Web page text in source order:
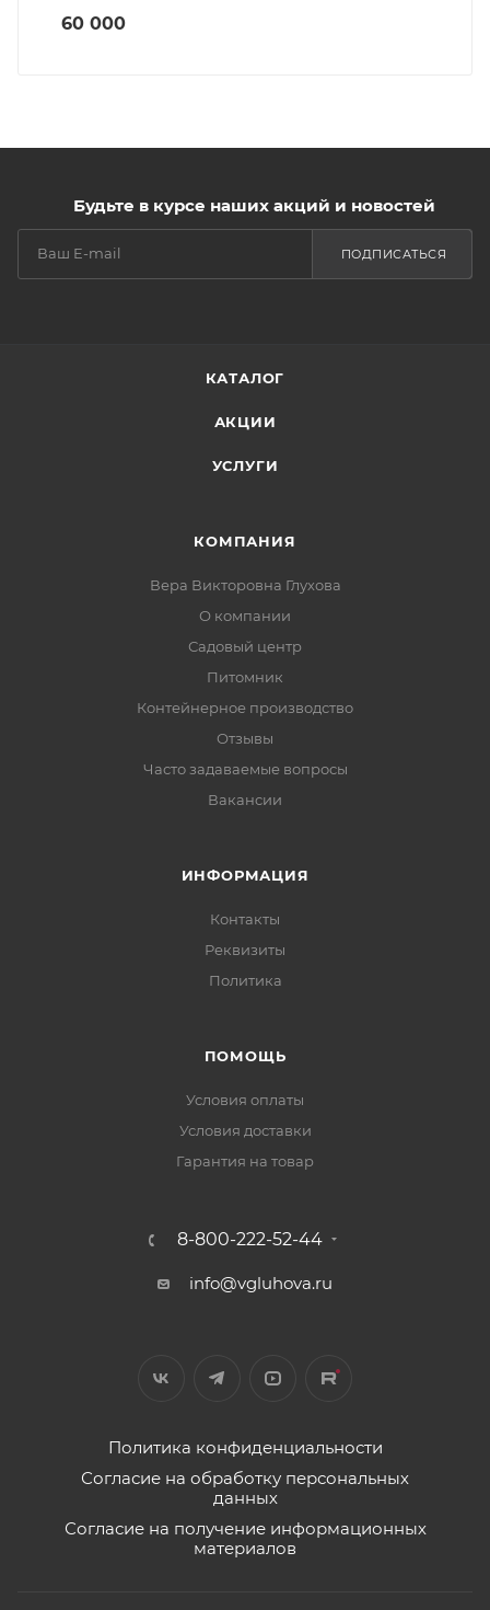
60 000
Будьте в курсе наших акций и новостей
ПОДПИСАТЬСЯ
КАТАЛОГ
АКЦИИ
УСЛУГИ
КОМПАНИЯ
Вера Викторовна Глухова
О компании
Садовый центр
Питомник
Контейнерное производство
Отзывы
Часто задаваемые вопросы
Вакансии
ИНФОРМАЦИЯ
Контакты
Реквизиты
Политика
ПОМОЩЬ
Условия оплаты
Условия доставки
Гарантия на товар
8-800-222-52-44
info@vgluhova.ru
Политика конфиденциальности
Согласие на обработку персональных
данных
Согласие на получение информационных
материалов